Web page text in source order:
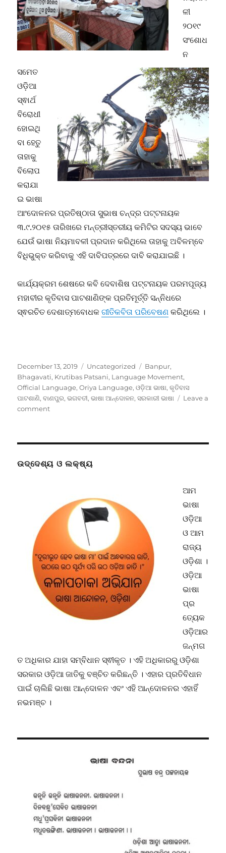
ଳୀ
୨୦୧୯
ସଂଶୋଧ
ନ
ସମେତ
ଓଡ଼ିଆ
ସ୍ଵାର୍ଥ
ବିରୋଧୀ
ହୋଇଥି
ବା ହେତୁ
ତାହାକୁ
ବିଲୋପ
କରାଯା
ଇ ଭାଷା
ଆଂଦୋଳନର ପ୍ରତିଷ୍ଠାତା ସୁଭାଷ ଚନ୍ଦ୍ର ପଟ୍ଟନାୟକ
୩.୯.୨୦୧୫ ତାରିଖରେ ମନ୍ତ୍ରୀସ୍ତରୀୟ କମିଟିର ସଦସ୍ୟ ଭାବେ
ଯେଉଁ ଭାଷା ନିୟମାବଳୀ ପ୍ରଦାନ କରିଥିଲେ ତାହାକୁ ଅବିଳମ୍ବେ
ବିଧିଭୁକ୍ତ କରିବାକୁ ଏହି ଦାବିପତ୍ରରେ ଦାବି କରାଯାଇଛି ।
କାର୍ଯ୍ୟକ୍ରମ ଶେଷରେ କବି ଦେବାଶିଷ ପଟ୍ଟନାୟକ ପରମପୂଜ୍ୟ
ମହାବୀର କୃତିବାସ ପାଟଶାଣିଙ୍କ ପ୍ରତିମୂର୍ତ୍ତି ସନ୍ନିଧରେ
ସ୍ଵରଚିତ ଦେଶାତ୍ମବୋଧକଗୀତିକବିତା ପରିବେଷଣ କରିଥିଲେ ।
Posted
on
December 13, 2019 Categories
Uncategorized Tags
Banpur,
Bhagavati, Krutibas Patsani, Language Movement,
Official Language,Oriya Language,ଓଡ଼ିଆ ଭାଷା,କୃତିବାସ
ପାଟଶାଣି,ବାଣପୁର,ଭଗବତୀ,ଭାଷା ଆନ୍ଦୋଳନ,ସରକାରୀ ଭାଷା
Leave a
commenton
ଜାତି
ତୁରନ୍ତ
ବିଲୋପ
କରିବାକୁ
ଦାବିପତ୍ର
ଉଦ୍ଦେଶ୍ୟ ଓ ଲକ୍ଷ୍ୟ
ଆମ
ଭାଷା
ଓଡ଼ିଆ
ଓ ଆମ
ରାଜ୍ୟ
ଓଡ଼ିଶା ।
ଓଡ଼ିଆ
ଭାଷା
ପ୍ର
ତ୍ୟେକ
ଓଡ଼ିଆର
ଜନ୍ମଗ
ତ ଅଧିକାର ଯାହା ସମ୍ବିଧାନ ସ୍ଵୀକୃତ । ଏହି ଅଧିକାରରୁ ଓଡ଼ିଶା
ସରକାର ଓଡ଼ିଆ ଜାତିକୁ ବଞ୍ଚିତ କରିଛନ୍ତି । ଏହାର ପ୍ରତିବିଧାନ
ପାଇଁ ଚାଲିଛି ଭାଷା ଆନ୍ଦୋଳନ ଏବଂ ଏହି ଆନ୍ଦୋଳନର ଏହାହିଁ
ନଭମଞ୍ଚ ।